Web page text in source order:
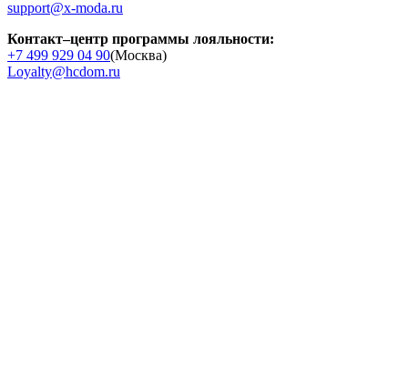
support@x-moda.ru
Контакт–центр программы лояльности:
+7 499 929 04 90(Москва)
Loyalty@hcdom.ru